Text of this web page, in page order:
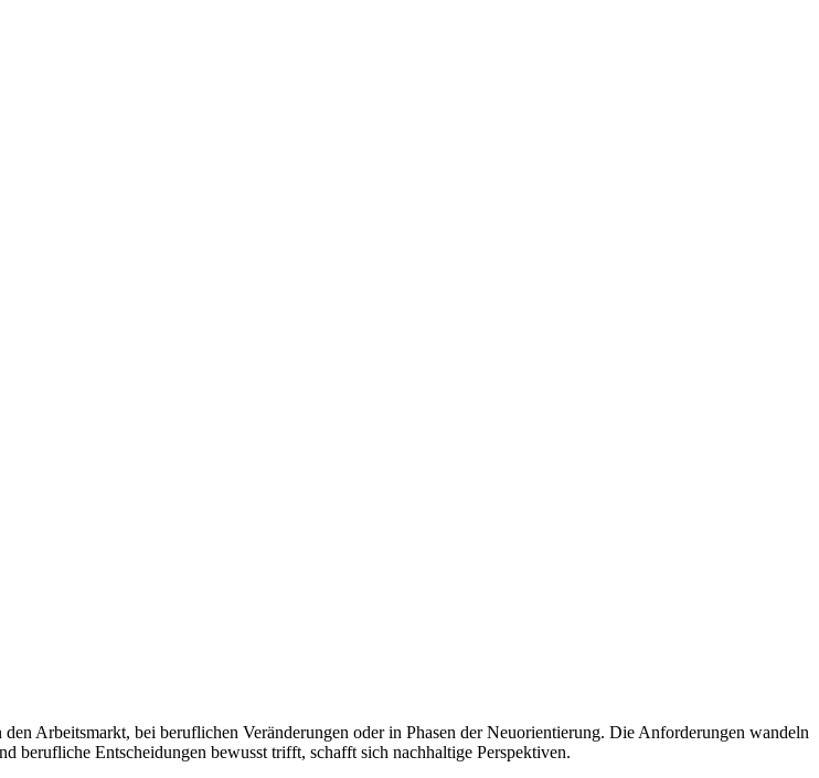
Arbeitsmarkt, bei beruflichen Veränderungen oder in Phasen der Neuorientierung. Die Anforderungen wandeln
berufliche Entscheidungen bewusst trifft, schafft sich nachhaltige Perspektiven.